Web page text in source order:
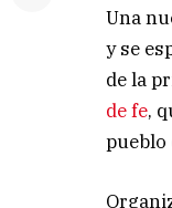
Una
y se
de la
de fe,
pueblo